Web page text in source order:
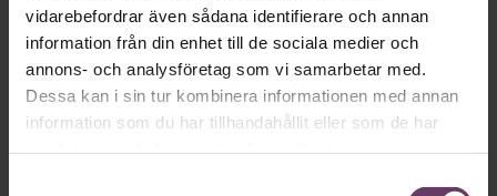
vidarebefordrar även sådana identifierare och annan
information från din enhet till de sociala medier och
annons- och analysföretag som vi samarbetar med.
Dessa kan i sin tur kombinera informationen med annan
information som du har tillhandahållit eller som de har
För tre år sedan började bemannings- och
rekryteringsföretaget Randstad sin process med att byta
från en outsourcad lönehantering till att ta hem arbetet
med lön. Man valde lönesystem från Aditro.
Fördelarna är märkbara. Chefernas arbetsbelastning med
egna kontor – har knappt märkt att man har gått över till